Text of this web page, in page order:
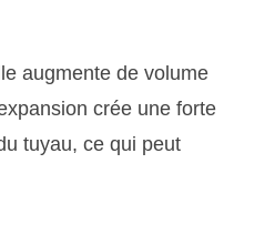
augmente de volume
crée une forte
tuyau, ce qui peut